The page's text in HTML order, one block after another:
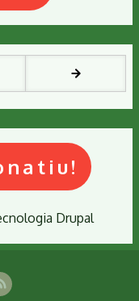
Drupal